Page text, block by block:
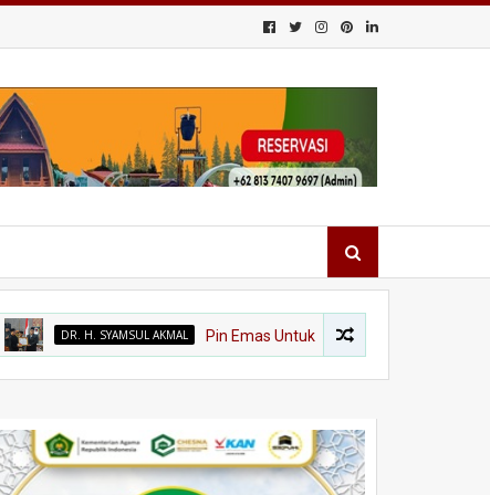
DR. H. SYAMSUL AKMAL Pin Emas Untuk Dr. Syamsul Akmal, Sang